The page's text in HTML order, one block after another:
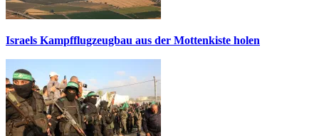
Israels Kampfflugzeugbau aus der Mottenkiste holen